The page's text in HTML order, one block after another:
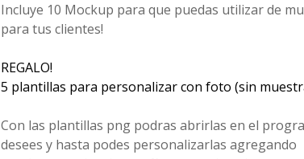
Incluye 10 Mockup para que puedas utilizar de
para tus clientes!
REGALO!
5 plantillas para personalizar con foto (sin
Con las plantillas png podras abrirlas en el
desees y hasta podes personalizarlas agregando